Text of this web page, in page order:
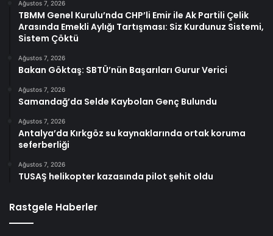
Ağustos 7, 2026
TBMM Genel Kurulu’nda CHP’li Emir ile Ak Partili Çelik
Arasında Emekli Aylığı Tartışması: Siz Kurdunuz Sistemi,
Sistem Çöktü
Ağustos 7, 2026
Bakan Göktaş: SBTÜ’nün Başarıları Gurur Verici
Ağustos 7, 2026
Samandağ’da Selde Kaybolan Genç Bulundu
Ağustos 7, 2026
Antalya’da Kırkgöz su kaynaklarında ortak koruma
seferberliği
Ağustos 7, 2026
TUSAŞ helikopter kazasında pilot şehit oldu
Rastgele Haberler